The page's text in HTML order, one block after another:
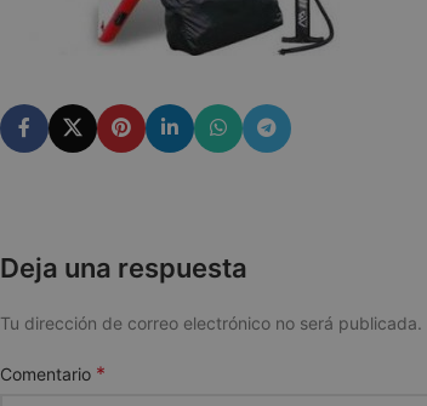
Deja una respuesta
Tu dirección de correo electrónico no será publicada.
Comentario *